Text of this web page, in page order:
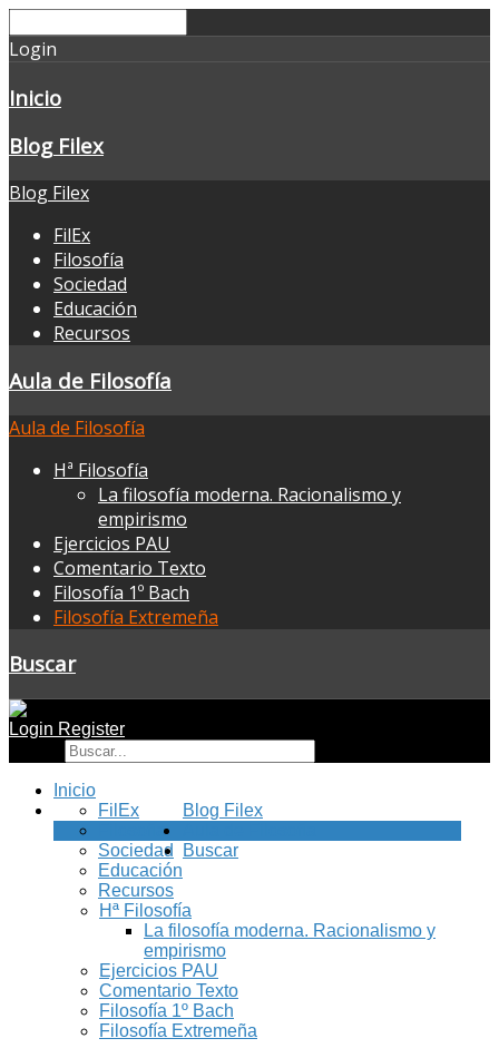
Login
Inicio
Blog Filex
Blog Filex
FilEx
Filosofía
Sociedad
Educación
Recursos
Aula de Filosofía
Aula de Filosofía
Hª Filosofía
La filosofía moderna. Racionalismo y
empirismo
Ejercicios PAU
Comentario Texto
Filosofía 1º Bach
Filosofía Extremeña
Buscar
Login Register
Inicio
Blog Filex
FilEx
Filosofía
Sociedad
Educación
Recursos
Hª Filosofía
La filosofía moderna. Racionalismo y
empirismo
Ejercicios PAU
Comentario Texto
Filosofía 1º Bach
Filosofía Extremeña
Buscar